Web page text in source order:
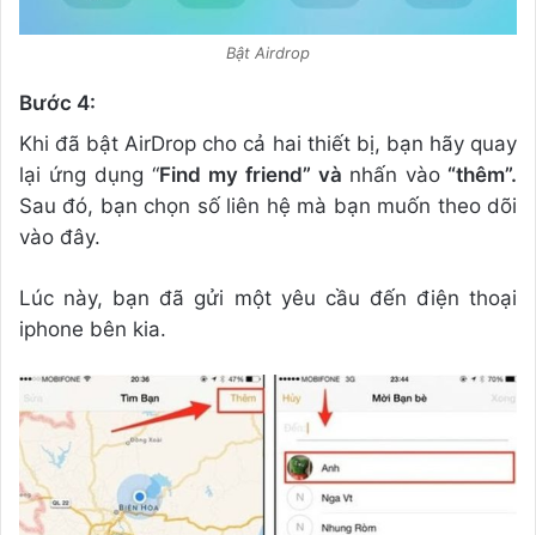
Bật Airdrop
Bước 4:
Khi đã bật AirDrop cho cả hai thiết bị, bạn hãy quay
lại ứng dụng “Find my friend” và nhấn vào “thêm”.
Sau đó, bạn chọn số liên hệ mà bạn muốn theo dõi
vào đây.
Lúc này, bạn đã gửi một yêu cầu đến điện thoại
iphone bên kia.